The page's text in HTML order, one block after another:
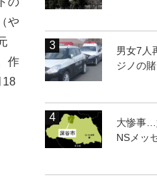
や
作
18
男女7人
ジノの
大惨事
NSメッ